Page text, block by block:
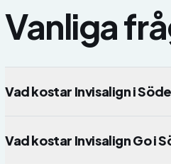
Vanliga
Vad kostar Invisalign i
Vad kostar Invisalign Go i